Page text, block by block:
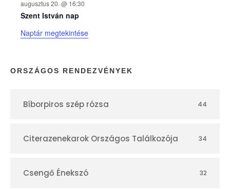
n
a
p
r
augusztus 20. @ 16:30
Szent István nap
Naptár megtekintése
ORSZÁGOS RENDEZVÉNYEK
Bíborpiros szép rózsa 44
Citerazenekarok Országos Találkozója 34
Csengő Énekszó 32